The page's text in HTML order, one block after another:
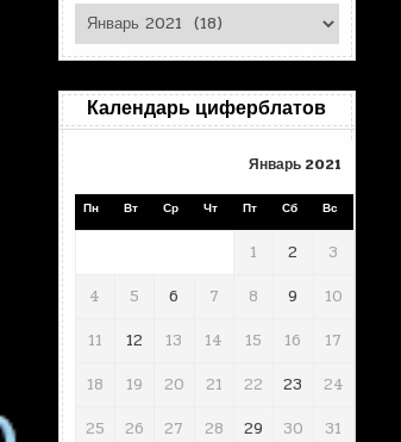
Циферблаты
месяцам
Календарь циферблатов
Январь 2021
Пн Вт Ср Чт Пт Сб Вс
1 2
3
4
5 6 7 8 9
10
11
12 13 14 15 16
17
18
19 20 21 22 23
24
25
26 27 28 29 30
31